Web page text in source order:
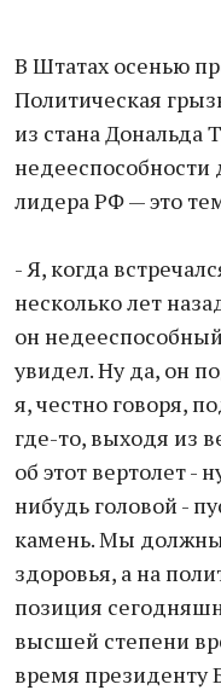
В Штатах осенью
Политическая
из стана Дональда
лидера РФ — это
- Я, когда
несколько лет
он
увидел. Ну да, он
я, честно говоря,
где-то, выходя из
об этот вертолет -
нибудь головой -
камень. Мы должны
здоровья, а на
позиция
высшей степени
время президенту